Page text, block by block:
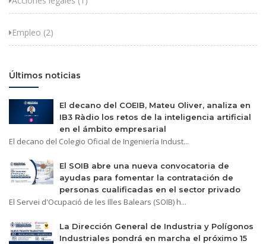
Empleo (2)
Últimos noticias
El decano del COEIB, Mateu Oliver, analiza en
IB3 Ràdio los retos de la inteligencia artificial
en el ámbito empresarial
El decano del Colegio Oficial de Ingeniería Indust...
El SOIB abre una nueva convocatoria de
ayudas para fomentar la contratación de
personas cualificadas en el sector privado
El Servei d'Ocupació de les Illes Balears (SOIB) h...
La Dirección General de Industria y Polígonos
Industriales pondrá en marcha el próximo 15